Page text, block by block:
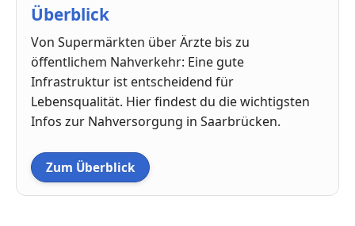
Überblick
Von Supermärkten über Ärzte bis zu
öffentlichem Nahverkehr: Eine gute
Infrastruktur ist entscheidend für
Lebensqualität. Hier findest du die wichtigsten
Infos zur Nahversorgung in Saarbrücken.
Zum Überblick